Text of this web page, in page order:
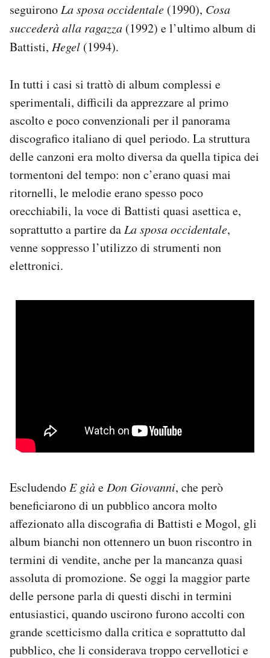
seguirono La sposa occidentale (1990), Cosa
succederà alla ragazza (1992) e l’ultimo album di
Battisti, Hegel (1994).
In tutti i casi si trattò di album complessi e
sperimentali, difficili da apprezzare al primo
ascolto e poco convenzionali per il panorama
discografico italiano di quel periodo. La struttura
delle canzoni era molto diversa da quella tipica dei
tormentoni del tempo: non c’erano quasi mai
ritornelli, le melodie erano spesso poco
orecchiabili, la voce di Battisti quasi asettica e,
soprattutto a partire da La sposa occidentale,
venne soppresso l’utilizzo di strumenti non
elettronici.
Escludendo E giàe Don Giovanni, che però
beneficiarono di un pubblico ancora molto
affezionato alla discografia di Battisti e Mogol, gli
album bianchi non ottennero un buon riscontro in
termini di vendite, anche per la mancanza quasi
assoluta di promozione. Se oggi la maggior parte
delle persone parla di questi dischi in termini
entusiastici, quando uscirono furono accolti con
grande scetticismo dalla critica e soprattutto dal
pubblico, che li considerava troppo cervellotici e